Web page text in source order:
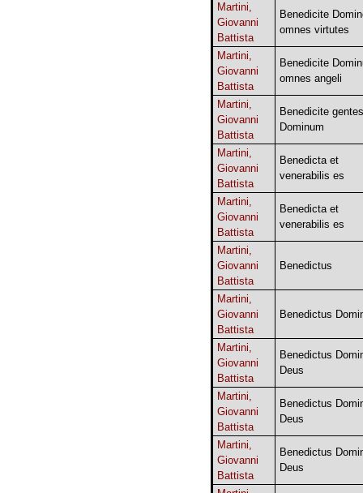
Martini,
Giovanni
Battista
Benedicite
omnes virtutes
Martini,
Giovanni
Battista
Benedicite
omnes angeli
Martini,
Giovanni
Battista
Benedicite gentes
Dominum
Martini,
Giovanni
Battista
Benedicta et
venerabilis es
Martini,
Giovanni
Battista
Benedicta et
venerabilis es
Martini,
Giovanni
Battista
Benedictus
Martini,
Giovanni
Battista
Benedictus
Martini,
Giovanni
Battista
Benedictus
Deus
Martini,
Giovanni
Battista
Benedictus
Deus
Martini,
Giovanni
Battista
Benedictus
Deus